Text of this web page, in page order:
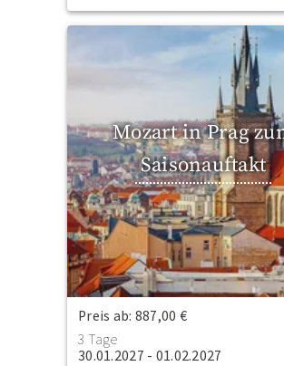
Mozart in Prag
Saisonauftakt
Preis ab: 887,00 €
3 Tage
30.01.2027 - 01.02.2027